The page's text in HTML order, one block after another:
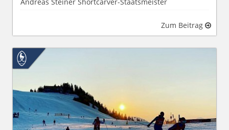
Zum Beitrag